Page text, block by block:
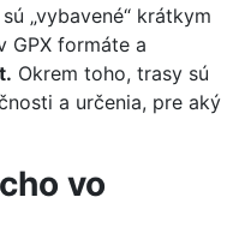
„vybavené“ krátkym
GPX formáte a
Okrem toho, trasy sú
a určenia, pre aký
vo